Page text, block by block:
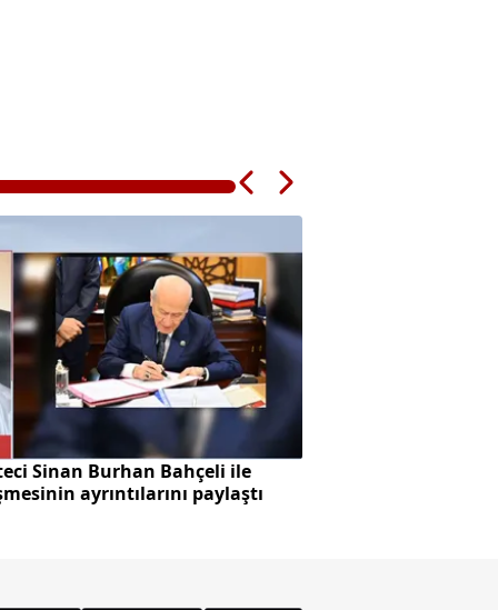
Sinan Burhan Bahçeli ile
ayrıntılarını paylaştı